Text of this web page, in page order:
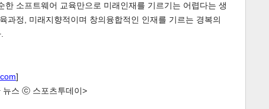
한 소프트웨어 교육만으로 미래인재를 기르기는 어렵다는 생
과정, 미래지향적이며 창의융합적인 인재를 기르는 경복의
]
뉴스 ⓒ 스포츠투데이>